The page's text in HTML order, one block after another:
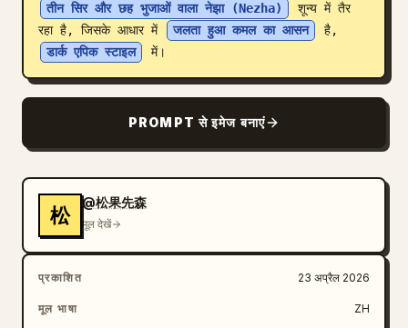
ब्लॉग
अपडेट
तीन सिर और छह भुजाओं वाला नेझा (Nezha)
शून्य में तैर
रहा है, जिसके आधार में
जलता हुआ कमल का आसन
है,
डार्क एपिक स्टाइल
में।
PROMPT से इमेज बनाएं
松
@松果先森
मूल देखें
प्रकाशित 23 अप्रैल 2026
मूल भाषा ZH